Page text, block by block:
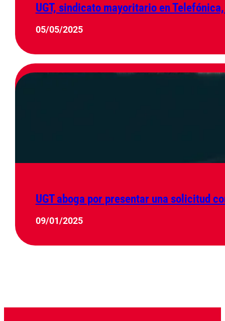
UGT, sindicato mayoritario en
05/05/2025
UGT aboga por presentar una solicitud
09/01/2025